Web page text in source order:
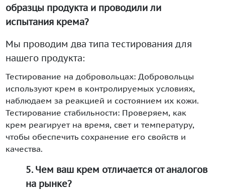
образцы продукта и проводили ли
испытания крема?
Мы проводим два типа тестирования для
нашего продукта:
Тестирование на добровольцах: Добровольцы
используют крем в контролируемых условиях,
наблюдаем за реакцией и состоянием их кожи.
Тестирование стабильности: Проверяем, как
крем реагирует на время, свет и температуру,
чтобы обеспечить сохранение его свойств и
качества.
5. Чем ваш крем отличается от аналогов
на рынке?